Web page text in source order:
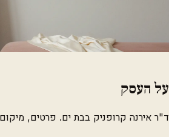
על העסק
ד"ר אירנה קרופניק בבת ים. פרטים,